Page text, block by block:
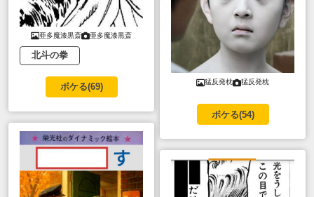
亜多魔漆黒斎 亜多魔漆黒斎
北斗の拳
ボケる(69) 猛反発枕 猛反発枕
ボケる(54)